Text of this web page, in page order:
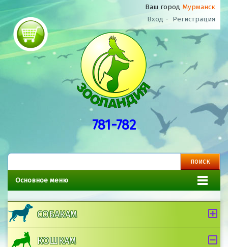
Ваш город Мурманск
Вход - Регистрация
781-782
Основное меню
СОБАКАМ
КОШКАМ